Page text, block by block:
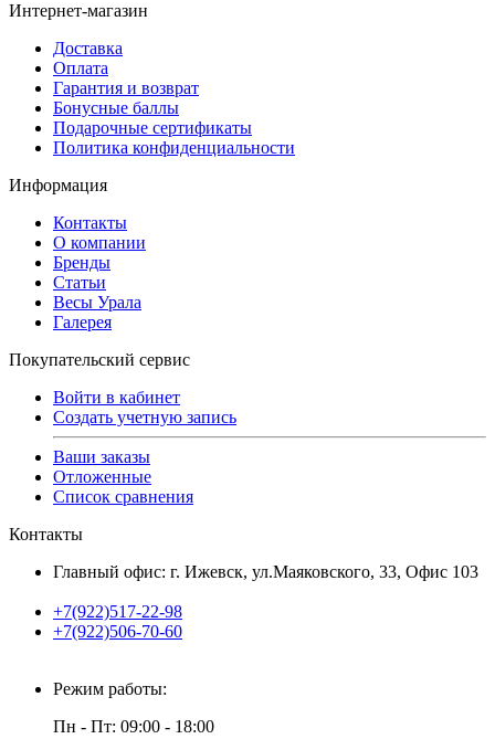
Интернет-магазин
Доставка
Оплата
Гарантия и возврат
Бонусные баллы
Подарочные сертификаты
Политика конфиденциальности
Информация
Контакты
О компании
Бренды
Статьи
Весы Урала
Галерея
Покупательский сервис
Войти в кабинет
Создать учетную запись
Ваши заказы
Отложенные
Список сравнения
Контакты
Главный офис: г. Ижевск, ул.Маяковского, 33, Офис 103
+7(922)517-22-98
+7(922)506-70-60
Режим работы:
Пн - Пт: 09:00 - 18:00